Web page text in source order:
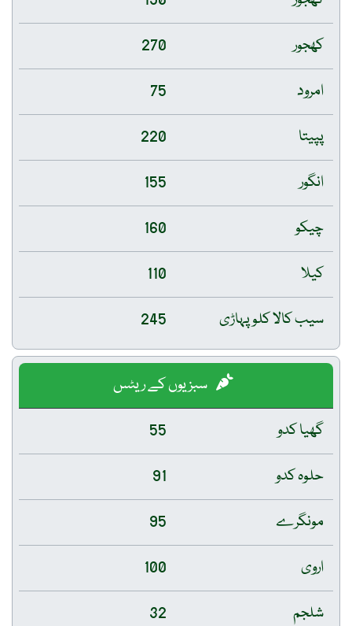
کھجور
270
امرود
75
پپیتا
220
انگور
155
چیکو
160
کیلا
110
سیب کالا کلو پہاڑی
245
سبزیوں کے ریٹس
گھیا کدو
55
حلوہ کدو
91
مونگرے
95
اروی
100
شلجم
32